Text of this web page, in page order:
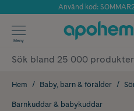
Årets Butik
Använd kod:
✓ Fri
✓ Poäng på
Meny
Hem Baby, barn & förälder
Barnkuddar & babykuddar